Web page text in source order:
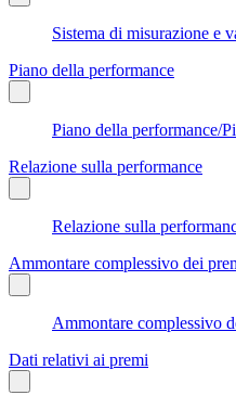
Sistema di misurazione e
Piano della performance
Piano della performance/
Relazione sulla performance
Relazione sulla
Ammontare complessivo dei
Ammontare complessivo
Dati relativi ai premi